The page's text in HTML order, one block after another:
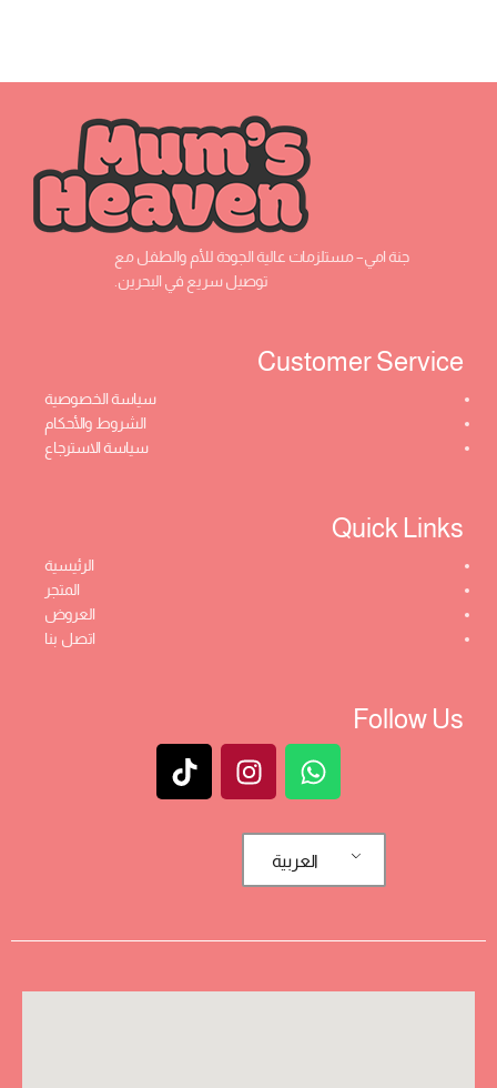
جنة امي– مستلزمات عالية الجودة للأم والطفل مع
توصيل سريع في البحرين.
Customer Service ​
سياسة الخصوصية
الشروط والأحكام
سياسة الاسترجاع
Quick Links​
الرئيسية
المتجر
العروض
اتصل بنا
Follow Us
العربية